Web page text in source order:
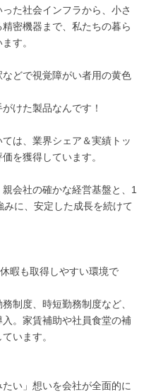
た社会インフラから、小さ
密機器まで、私たちの暮ら
す。
どで視覚障がい者用の黄色
けた製品なんです！
は、業界シェア＆実績トッ
を獲得しています。
会社の確かな経営基盤と、1
に、安定した成長を続けて
暇も取得しやすい環境で
制度、時短勤務制度など、
。家賃補助や社員食堂の補
います。
い」想いを会社が全面的に